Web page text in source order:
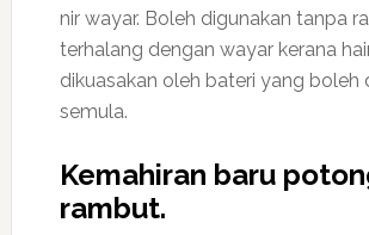
nir wayar. Boleh digunakan tanpa
terhalang dengan wayar kerana
dikuasakan oleh bateri yang boleh
semula.
Kemahiran baru
rambut.